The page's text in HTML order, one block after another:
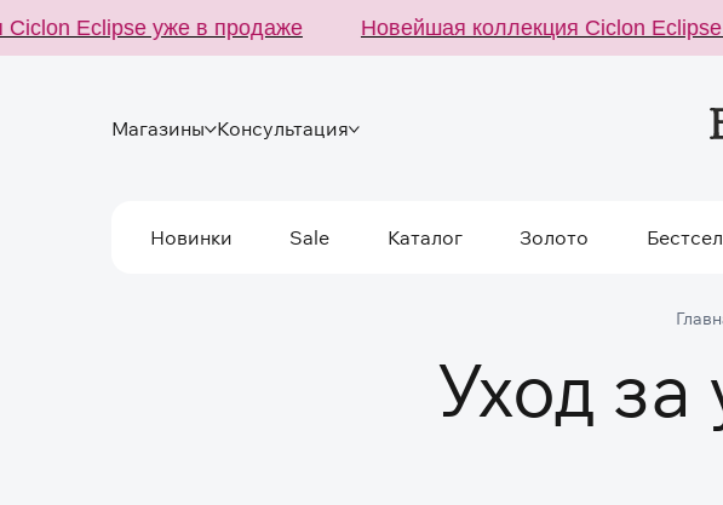
Eclipse уже в продаже Новейшая коллекция Ciclon Eclipse
Магазины Консультация
Новинки Sale Каталог Золото
Уход